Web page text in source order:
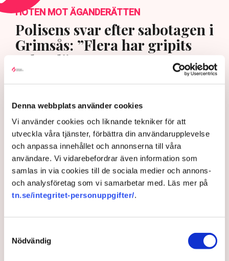
Denna webbplats använder cookies
Vi använder cookies och liknande tekniker för att
utveckla våra tjänster, förbättra din användarupplevelse
och anpassa innehållet och annonserna till våra
användare. Vi vidarebefordrar även information som
samlas in via cookies till de sociala medier och annons-
och analysföretag som vi samarbetar med. Läs mer på
tn.se/integritet-personuppgifter/.
Nödvändig
HOTEN MOT ÄGANDERÄTTEN
Polisens svar efter sabotagen i
Grimsås: ”Flera har gripits
och avlägsnats”
Det är polisens uppgift att upprätthålla allmän ordning och
polisinspektör vid kommunikationsavdelningen i region Väst.
Bild: Privat, Mostphotos